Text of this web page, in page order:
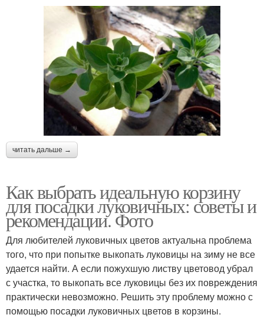
читать дальше →
Как выбрать идеальную корзину
для посадки луковичных: советы и
рекомендации. Фото
Для любителей луковичных цветов актуальна проблема
того, что при попытке выкопать луковицы на зиму не все
удается найти. А если пожухшую листву цветовод убрал
с участка, то выкопать все луковицы без их повреждения
практически невозможно. Решить эту проблему можно с
помощью посадки луковичных цветов в корзины.